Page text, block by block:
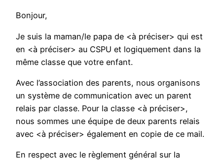
Bonjour,
Je suis la maman/le papa de <à préciser> qui est
en <à préciser> au CSPU et logiquement dans la
même classe que votre enfant.
Avec l’association des parents, nous organisons
un système de communication avec un parent
relais par classe. Pour la classe <à préciser>,
nous sommes une équipe de deux parents relais
avec <à préciser> également en copie de ce mail.
En respect avec le règlement général sur la